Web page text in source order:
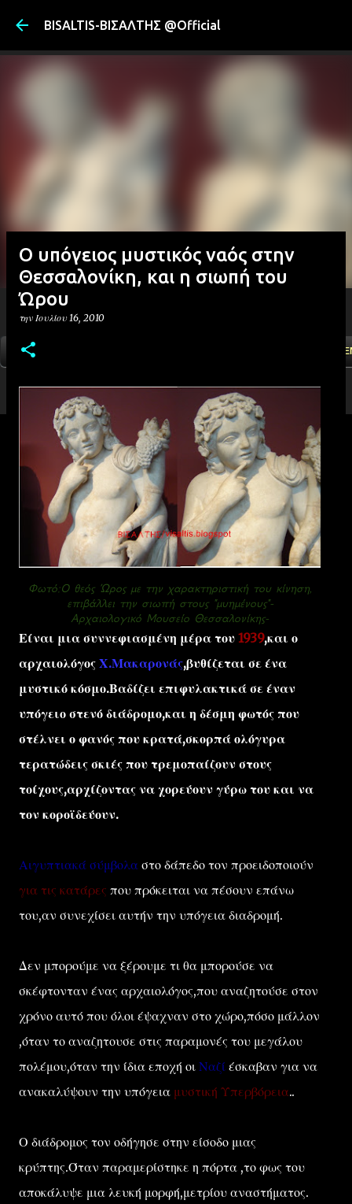
BISALTIS-ΒΙΣΑΛΤΗΣ @Official
ΑΡΧΙΚΗ
O υπόγειος μυστικός ναός στην
Θεσσαλονίκη, και η σιωπή του
Ώρου
την Ιουλίου 16, 2010
Φωτό:Ο θεός Ώρος με την χαρακτηριστική του κίνηση,
επιβάλλει την σιωπή στους "μυημένους"-
Αρχαιολογικό Μουσείο Θεσσαλονίκης-
Είναι μια συννεφιασμένη μέρα του 1939,και ο
αρχαιολόγος Χ.Μακαρονάς,βυθίζεται σε ένα
μυστικό κόσμο.Βαδίζει επιφυλακτικά σε έναν
υπόγειο στενό διάδρομο,και η δέσμη φωτός που
στέλνει ο φανός που κρατά,σκορπά ολόγυρα
τερατώδεις σκιές που τρεμοπαίζουν στους
τοίχους,αρχίζοντας να χορεύουν γύρω του και να
τον κοροϊδεύουν.
Αιγυπτιακά σύμβολα στο δάπεδο τον προειδοποιούν
για τις κατάρες που πρόκειται να πέσουν επάνω
του,αν συνεχίσει αυτήν την υπόγεια διαδρομή.
Δεν μπορούμε να ξέρουμε τι θα μπορούσε να
σκέφτονταν ένας αρχαιολόγος,που αναζητούσε στον
χρόνο αυτό που όλοι έψαχναν στο χώρο,πόσο μάλλον
,όταν το αναζητουσε στις παραμονές του μεγάλου
πολέμου,όταν την ίδια εποχή οι Ναζί έσκαβαν για να
ανακαλύψουν την υπόγεια μυστική Υπερβόρεια..
Ο διάδρομος τον οδήγησε στην είσοδο μιας
κρύπτης.Όταν παραμερίστηκε η πόρτα ,το φως του
αποκάλυψε μια λευκή μορφή,μετρίου αναστήματος.